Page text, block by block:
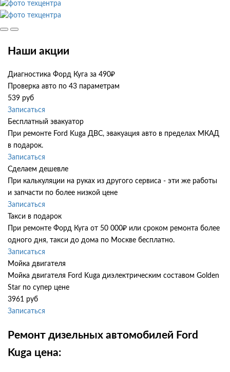
Наши акции
Диагностика Форд Куга за 490₽
Проверка авто по 43 параметрам
539 руб
Записаться
Бесплатный эвакуатор
При ремонте Ford Kuga ДВС, эвакуация авто в пределах МКАД
в подарок.
Записаться
Сделаем дешевле
При калькуляции на руках из другого сервиса - эти же работы
и запчасти по более низкой цене
Записаться
Такси в подарок
При ремонте Форд Куга от 50 000₽ или сроком ремонта более
одного дня, такси до дома по Москве бесплатно.
Записаться
Мойка двигателя
Мойка двигателя Ford Kuga диэлектрическим составом Golden
Star по супер цене
3961 руб
Записаться
Ремонт дизельных автомобилей Ford
Kuga цена: